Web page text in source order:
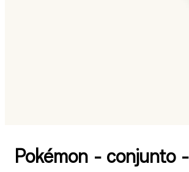
Pokémon - conjunto -